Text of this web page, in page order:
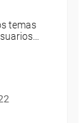
temas